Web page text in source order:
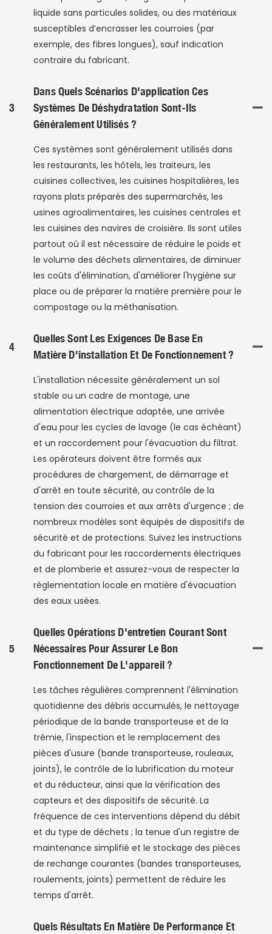
liquide sans particules solides, ou des matériaux
susceptibles d’encrasser les courroies (par
exemple, des fibres longues), sauf indication
contraire du fabricant.
3
Dans Quels Scénarios D'application Ces
Systèmes De Déshydratation Sont-Ils
Généralement Utilisés ?
Ces systèmes sont généralement utilisés dans
les restaurants, les hôtels, les traiteurs, les
cuisines collectives, les cuisines hospitalières, les
rayons plats préparés des supermarchés, les
usines agroalimentaires, les cuisines centrales et
les cuisines des navires de croisière. Ils sont utiles
partout où il est nécessaire de réduire le poids et
le volume des déchets alimentaires, de diminuer
les coûts d'élimination, d'améliorer l'hygiène sur
place ou de préparer la matière première pour le
compostage ou la méthanisation.
4
Quelles Sont Les Exigences De Base En
Matière D'installation Et De Fonctionnement ?
L'installation nécessite généralement un sol
stable ou un cadre de montage, une
alimentation électrique adaptée, une arrivée
d'eau pour les cycles de lavage (le cas échéant)
et un raccordement pour l'évacuation du filtrat.
Les opérateurs doivent être formés aux
procédures de chargement, de démarrage et
d'arrêt en toute sécurité, au contrôle de la
tension des courroies et aux arrêts d'urgence ; de
nombreux modèles sont équipés de dispositifs de
sécurité et de protections. Suivez les instructions
du fabricant pour les raccordements électriques
et de plomberie et assurez-vous de respecter la
réglementation locale en matière d'évacuation
des eaux usées.
5
Quelles Opérations D'entretien Courant Sont
Nécessaires Pour Assurer Le Bon
Fonctionnement De L'appareil ?
Les tâches régulières comprennent l'élimination
quotidienne des débris accumulés, le nettoyage
périodique de la bande transporteuse et de la
trémie, l'inspection et le remplacement des
pièces d'usure (bande transporteuse, rouleaux,
joints), le contrôle de la lubrification du moteur
et du réducteur, ainsi que la vérification des
capteurs et des dispositifs de sécurité. La
fréquence de ces interventions dépend du débit
et du type de déchets ; la tenue d'un registre de
maintenance simplifié et le stockage des pièces
de rechange courantes (bandes transporteuses,
roulements, joints) permettent de réduire les
temps d'arrêt.
Quels Résultats En Matière De Performance Et